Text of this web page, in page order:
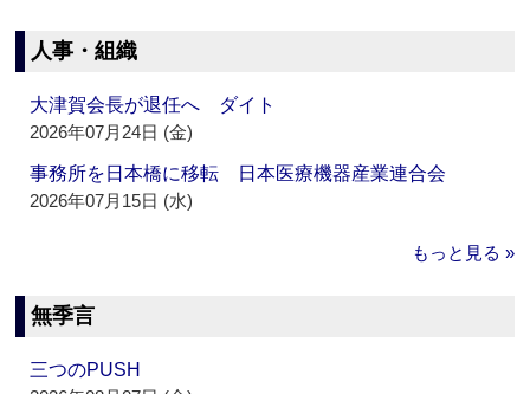
人事・組織
大津賀会長が退任へ ダイト
2026年07月24日 (金)
事務所を日本橋に移転 日本医療機器産業連合会
2026年07月15日 (水)
もっと見る »
無季言
三つのPUSH